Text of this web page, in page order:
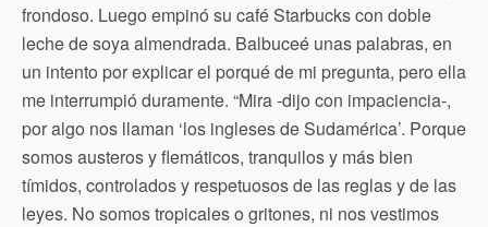
frondoso. Luego empinó su café Starbucks con doble
leche de soya almendrada. Balbuceé unas palabras, en
un intento por explicar el porqué de mi pregunta, pero ella
me interrumpió duramente. “Mira -dijo con impaciencia-,
por algo nos llaman ‘los ingleses de Sudamérica’. Porque
somos austeros y flemáticos, tranquilos y más bien
tímidos, controlados y respetuosos de las reglas y de las
leyes. No somos tropicales o gritones, ni nos vestimos